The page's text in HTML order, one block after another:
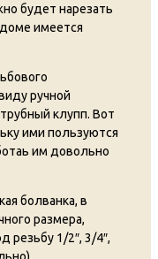
будет нарезать
имеется
ручной
клупп. Вот
ими пользуются
им довольно
болванка, в
размера,
резьбу 1/2″, 3/4″,